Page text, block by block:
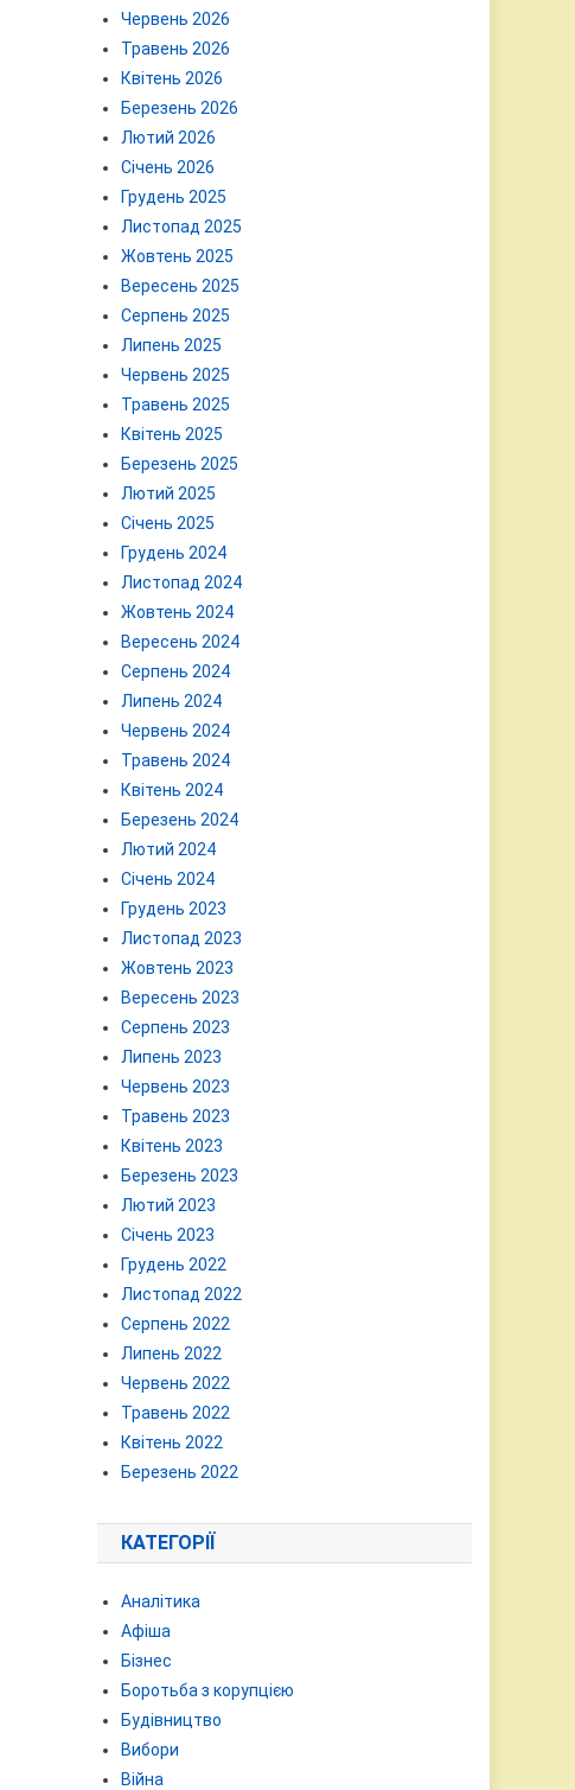
Червень 2026
Травень 2026
Квітень 2026
Березень 2026
Лютий 2026
Січень 2026
Грудень 2025
Листопад 2025
Жовтень 2025
Вересень 2025
Серпень 2025
Липень 2025
Червень 2025
Травень 2025
Квітень 2025
Березень 2025
Лютий 2025
Січень 2025
Грудень 2024
Листопад 2024
Жовтень 2024
Вересень 2024
Серпень 2024
Липень 2024
Червень 2024
Травень 2024
Квітень 2024
Березень 2024
Лютий 2024
Січень 2024
Грудень 2023
Листопад 2023
Жовтень 2023
Вересень 2023
Серпень 2023
Липень 2023
Червень 2023
Травень 2023
Квітень 2023
Березень 2023
Лютий 2023
Січень 2023
Грудень 2022
Листопад 2022
Серпень 2022
Липень 2022
Червень 2022
Травень 2022
Квітень 2022
Березень 2022
КАТЕГОРІЇ
Аналітика
Афіша
Бізнес
Боротьба з корупцією
Будівництво
Вибори
Війна